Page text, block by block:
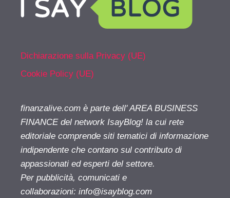
Dichiarazione sulla Privacy (UE)
Cookie Policy (UE)
finanzalive.com è parte dell' AREA BUSINESS
FINANCE del network IsayBlog! la cui rete
editoriale comprende siti tematici di informazione
indipendente che contano sul contributo di
appassionati ed esperti del settore.
Per pubblicità, comunicati e
collaborazioni: info@isayblog.com